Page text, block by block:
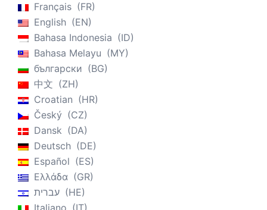
Français
FR
English
EN
Bahasa Indonesia
ID
Bahasa Melayu
MY
български
BG
中文
ZH
Croatian
HR
Český
CZ
Dansk
DA
Deutsch
DE
Español
ES
Ελλάδα
GR
עברית
HE